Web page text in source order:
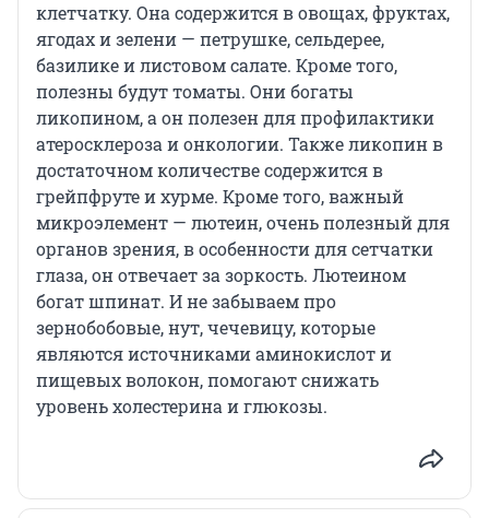
клетчатку. Она содержится в овощах, фруктах,
ягодах и зелени — петрушке, сельдерее,
базилике и листовом салате. Кроме того,
полезны будут томаты. Они богаты
ликопином, а он полезен для профилактики
атеросклероза и онкологии. Также ликопин в
достаточном количестве содержится в
грейпфруте и хурме. Кроме того, важный
микроэлемент — лютеин, очень полезный для
органов зрения, в особенности для сетчатки
глаза, он отвечает за зоркость. Лютеином
богат шпинат. И не забываем про
зернобобовые, нут, чечевицу, которые
являются источниками аминокислот и
пищевых волокон, помогают снижать
уровень холестерина и глюкозы.